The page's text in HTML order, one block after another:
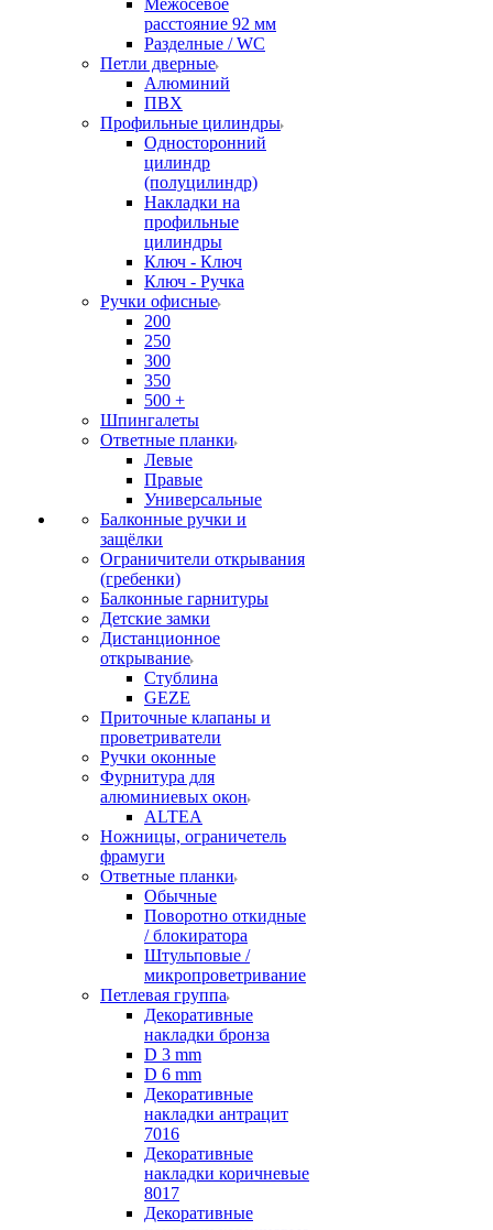
Межосевое
расстояние 92 мм
Разделные / WC
Петли дверные
Алюминий
ПВХ
Профильные цилиндры
Односторонний
цилиндр
(полуцилиндр)
Накладки на
профильные
цилиндры
Ключ - Ключ
Ключ - Ручка
Ручки офисные
200
250
300
350
500 +
Шпингалеты
Ответные планки
Левые
Правые
Универсальные
Балконные ручки и
защёлки
Ограничители открывания
(гребенки)
Балконные гарнитуры
Детские замки
Дистанционное
открывание
Стублина
GEZE
Приточные клапаны и
проветриватели
Ручки оконные
Фурнитура для
алюминиевых окон
ALTEA
Ножницы, ограничетель
фрамуги
Ответные планки
Обычные
Поворотно откидные
/ блокиратора
Штульповые /
микропроветривание
Петлевая группа
Декоративные
накладки бронза
D 3 mm
D 6 mm
Декоративные
накладки антрацит
7016
Декоративные
накладки коричневые
8017
Декоративные